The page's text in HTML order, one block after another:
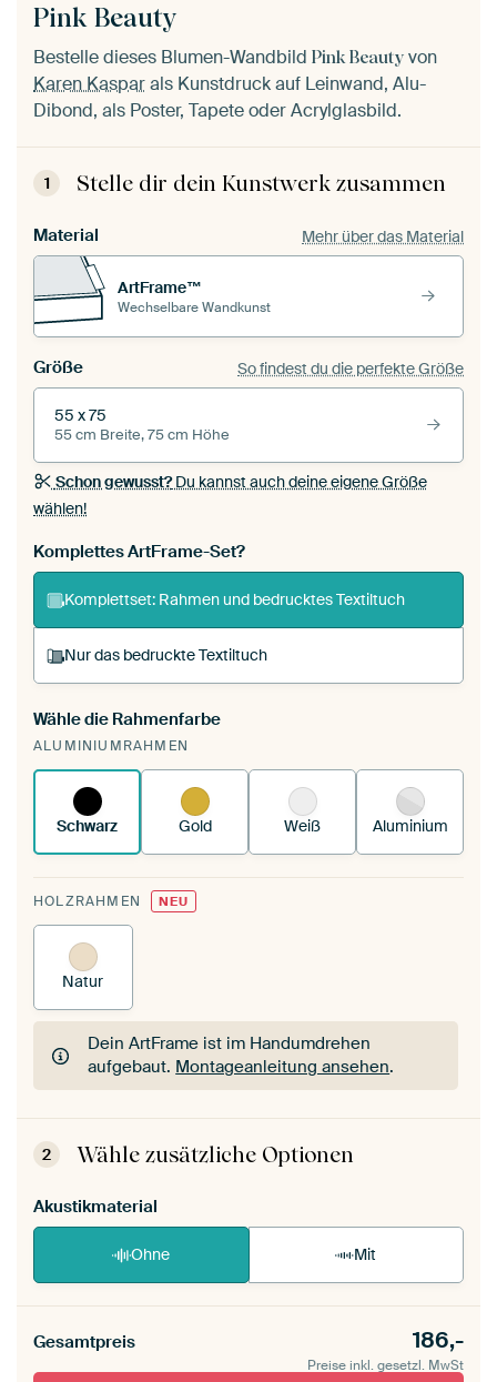
Pink Beauty
Bestelle dieses Blumen-Wandbild Pink Beauty von
Karen Kasparals Kunstdruck auf Leinwand, Alu-
Dibond, als Poster, Tapete oder Acrylglasbild.
1 Stelle dir dein Kunstwerk zusammen
Material Mehr über das Material
ArtFrame™
Wechselbare Wandkunst
Größe So findest du die perfekte Größe
55 x 75
55 cm Breite, 75 cm Höhe
Schon gewusst?Du kannst auch deine eigene Größe
wählen!
Komplettes ArtFrame-Set?
Komplettset: Rahmen und bedrucktes Textiltuch
Nur das bedruckte Textiltuch
Du spannst einen wechselbaren Textiltuch in
deinen vorhandenen ArtFrame™.
funktioniert es.
Wähle die Rahmenfarbe
ALUMINIUMRAHMEN
Schwarz Gold Weiß Aluminium
HOLZRAHMEN NEU
Natur
Dein ArtFrame ist im Handumdrehen
aufgebaut. Montageanleitung ansehen.
Dein ArtFrame ist im Handumdrehen
aufgebaut.Montageanleitung ansehen
2 Wähle zusätzliche Optionen
Akustikmaterial
Ohne Mit
Gesamtpreis 186,-
Preise inkl. gesetzl. MwSt